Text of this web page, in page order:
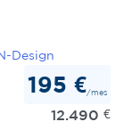
195 €/mes
12.490 €